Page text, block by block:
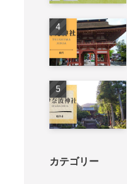
カテゴリー